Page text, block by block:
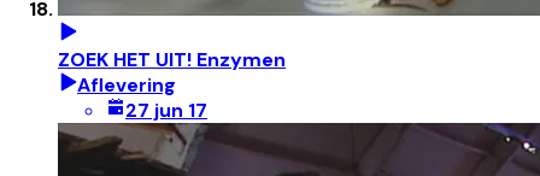
ZOEK HET UIT! Enzymen
Aflevering
27 jun 17